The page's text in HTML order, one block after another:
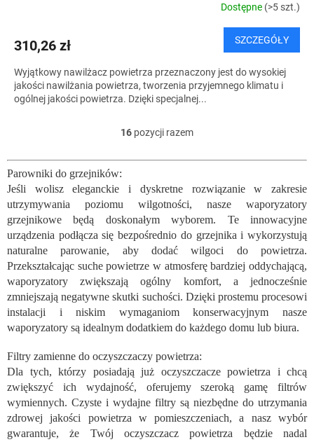
Dostępne (>5 szt.)
310,26 zł SZCZEGÓŁY
Wyjątkowy nawilżacz powietrza przeznaczony jest do wysokiej
jakości nawilżania powietrza, tworzenia przyjemnego klimatu i
ogólnej jakości powietrza. Dzięki specjalnej...
K
n
r
o
l
k
i
l
i
s
t
y
16 pozycji razem
Parowniki do grzejników:
Jeśli wolisz eleganckie i dyskretne rozwiązanie w zakresie
utrzymywania poziomu wilgotności, nasze waporyzatory
grzejnikowe będą doskonałym wyborem. Te innowacyjne
urządzenia podłącza się bezpośrednio do grzejnika i wykorzystują
naturalne parowanie, aby dodać wilgoci do powietrza.
Przekształcając suche powietrze w atmosferę bardziej oddychającą,
waporyzatory zwiększają ogólny komfort, a jednocześnie
zmniejszają negatywne skutki suchości. Dzięki prostemu procesowi
instalacji i niskim wymaganiom konserwacyjnym nasze
waporyzatory są idealnym dodatkiem do każdego domu lub biura.
Filtry zamienne do oczyszczaczy powietrza:
Dla tych, którzy posiadają już oczyszczacze powietrza i chcą
zwiększyć ich wydajność, oferujemy szeroką gamę filtrów
wymiennych. Czyste i wydajne filtry są niezbędne do utrzymania
zdrowej jakości powietrza w pomieszczeniach, a nasz wybór
gwarantuje, że Twój oczyszczacz powietrza będzie nadal